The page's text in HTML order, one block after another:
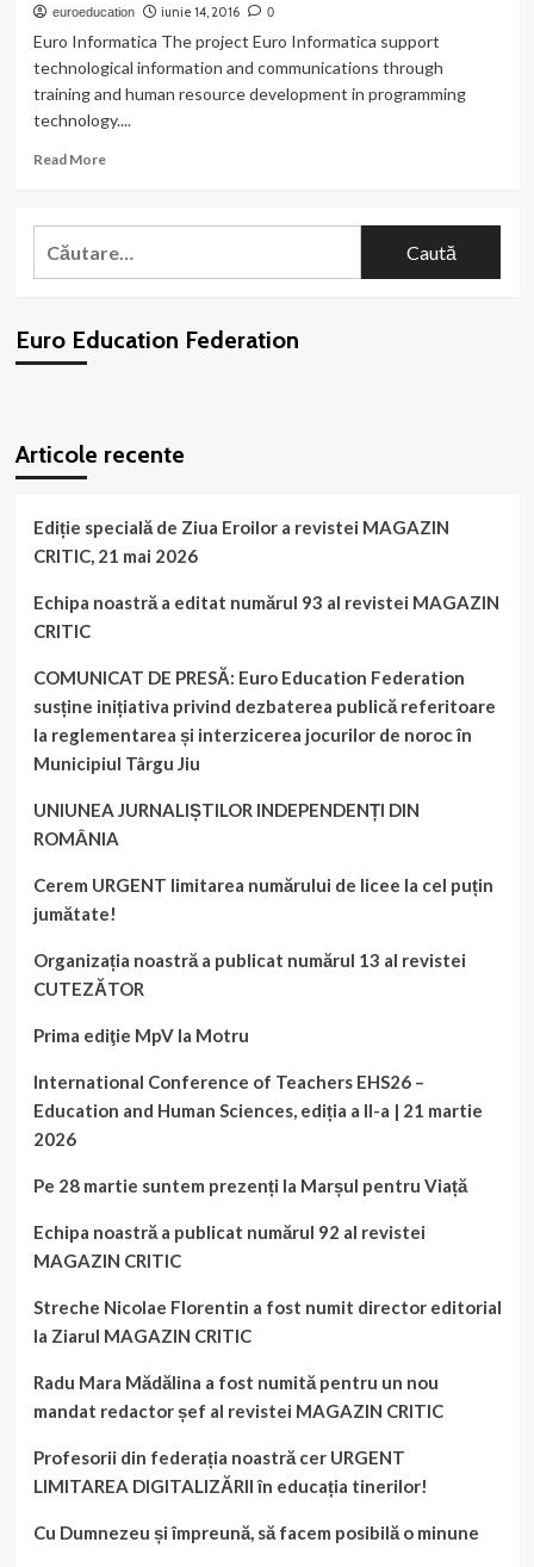
euroeducation iunie 14, 2016 0
Euro Informatica The project Euro Informatica support
technological information and communications through
training and human resource development in programming
technology....
Read MoreRead
Euro
Informatica
Caută
Euro Education Federation
Articole recente
Ediție specială de Ziua Eroilor a revistei MAGAZIN
CRITIC, 21 mai 2026
Echipa noastră a editat numărul 93 al revistei MAGAZIN
CRITIC
COMUNICAT DE PRESĂ: Euro Education Federation
susține inițiativa privind dezbaterea publică referitoare
la reglementarea și interzicerea jocurilor de noroc în
Municipiul Târgu Jiu
UNIUNEA JURNALIȘTILOR INDEPENDENȚI DIN
ROMÂNIA
Cerem URGENT limitarea numărului de licee la cel puțin
jumătate!
Organizația noastră a publicat numărul 13 al revistei
CUTEZĂTOR
Prima ediţie MpV la Motru
International Conference of Teachers EHS26 –
Education and Human Sciences, ediția a II-a | 21 martie
2026
Pe 28 martie suntem prezenți la Marșul pentru Viață
Echipa noastră a publicat numărul 92 al revistei
MAGAZIN CRITIC
Streche Nicolae Florentin a fost numit director editorial
la Ziarul MAGAZIN CRITIC
Radu Mara Mădălina a fost numită pentru un nou
mandat redactor șef al revistei MAGAZIN CRITIC
Profesorii din federația noastră cer URGENT
LIMITAREA DIGITALIZĂRII în educația tinerilor!
Cu Dumnezeu și împreună, să facem posibilă o minune